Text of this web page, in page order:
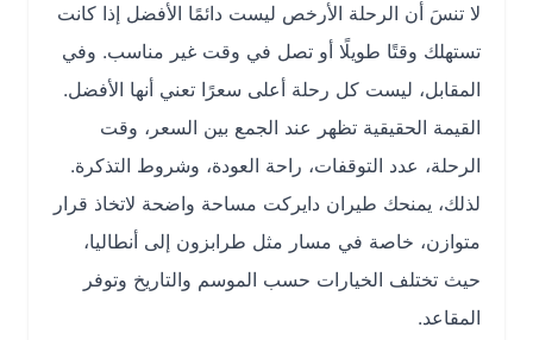
لا تنسَ أن الرحلة الأرخص ليست دائمًا الأفضل إذا كانت
تستهلك وقتًا طويلًا أو تصل في وقت غير مناسب. وفي
المقابل، ليست كل رحلة أعلى سعرًا تعني أنها الأفضل.
القيمة الحقيقية تظهر عند الجمع بين السعر، وقت
الرحلة، عدد التوقفات، راحة العودة، وشروط التذكرة.
لذلك، يمنحك طيران دايركت مساحة واضحة لاتخاذ قرار
متوازن، خاصة في مسار مثل طرابزون إلى أنطاليا،
حيث تختلف الخيارات حسب الموسم والتاريخ وتوفر
المقاعد.